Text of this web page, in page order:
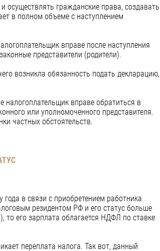
осуществлять гражданские права, создавать
в полном объеме с наступлением
вправе после наступления
представители (родители).
возникла обязанность подать декларацию,
налогоплательщик вправе обратиться в
или уполномоченного представителя.
частных обстоятельств.
в связи с приобретением работника
резидентом РФ и его статус больше
то его зарплата облагается НДФЛ по ставке
переплата налога. Так вот, данный